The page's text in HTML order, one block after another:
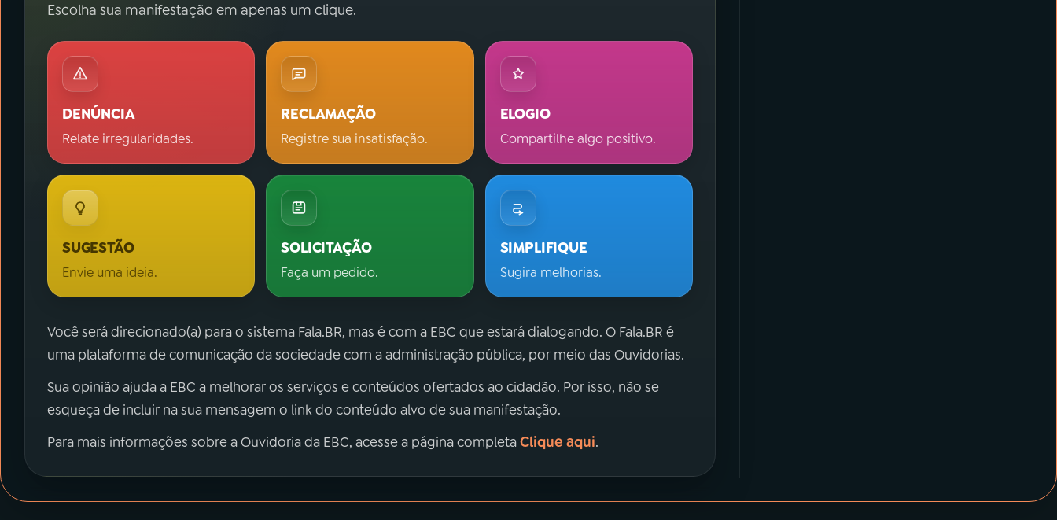
Escolha sua manifestação em apenas um clique.
DENÚNCIA
Relate irregularidades.
RECLAMAÇÃO
Registre sua insatisfação.
ELOGIO
Compartilhe algo positivo.
SUGESTÃO
Envie uma ideia.
SOLICITAÇÃO
Faça um pedido.
SIMPLIFIQUE
Sugira melhorias.
Você será direcionado(a) para o sistema Fala.BR, mas é com a EBC que estará dialogando. O Fala.BR é
uma plataforma de comunicação da sociedade com a administração pública, por meio das Ouvidorias.
Sua opinião ajuda a EBC a melhorar os serviços e conteúdos ofertados ao cidadão. Por isso, não se
esqueça de incluir na sua mensagem o link do conteúdo alvo de sua manifestação.
Para mais informações sobre a Ouvidoria da EBC, acesse a página completaClique aqui.